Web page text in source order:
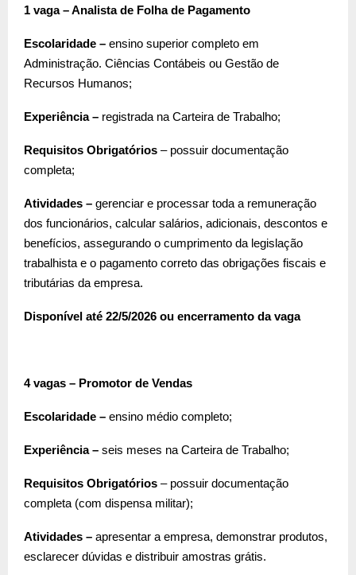
1 vaga – Analista de Folha de Pagamento
Escolaridade – ensino superior completo em
Administração. Ciências Contábeis ou Gestão de
Recursos Humanos;
Experiência – registrada na Carteira de Trabalho;
Requisitos Obrigatórios – possuir documentação
completa;
Atividades – gerenciar e processar toda a remuneração
dos funcionários, calcular salários, adicionais, descontos e
benefícios, assegurando o cumprimento da legislação
trabalhista e o pagamento correto das obrigações fiscais e
tributárias da empresa.
Disponível até 22/5/2026 ou encerramento da vaga
4 vagas – Promotor de Vendas
Escolaridade – ensino médio completo;
Experiência – seis meses na Carteira de Trabalho;
Requisitos Obrigatórios – possuir documentação
completa (com dispensa militar);
Atividades – apresentar a empresa, demonstrar produtos,
esclarecer dúvidas e distribuir amostras grátis.